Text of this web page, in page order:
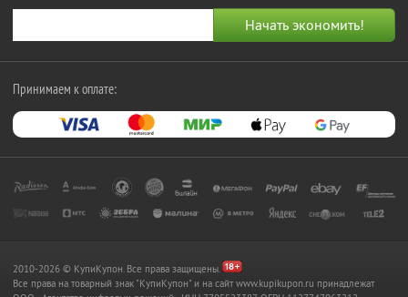
Принимаем к оплате:
2010-2026 © КупиКупон. Все права защищены.
Все права на товарный знак "КупиКупон" и на сайт www.kupikupon.ru принадлежат